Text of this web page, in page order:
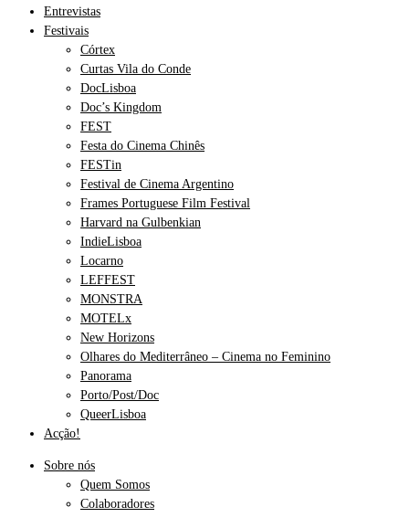
Entrevistas
Festivais
Córtex
Curtas Vila do Conde
DocLisboa
Doc’s Kingdom
FEST
Festa do Cinema Chinês
FESTin
Festival de Cinema Argentino
Frames Portuguese Film Festival
Harvard na Gulbenkian
IndieLisboa
Locarno
LEFFEST
MONSTRA
MOTELx
New Horizons
Olhares do Mediterrâneo – Cinema no Feminino
Panorama
Porto/Post/Doc
QueerLisboa
Acção!
Sobre nós
Quem Somos
Colaboradores